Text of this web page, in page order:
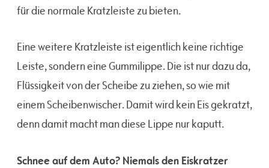
für die normale Kratzleiste zu bieten.
Eine weitere Kratzleiste ist eigentlich keine richtige
Leiste, sondern eine Gummilippe. Die ist nur dazu da,
Flüssigkeit von der Scheibe zu ziehen, so wie mit
einem Scheibenwischer. Damit wird kein Eis gekratzt,
denn damit macht man diese Lippe nur kaputt.
Schnee auf dem Auto? Niemals den Eiskratzer